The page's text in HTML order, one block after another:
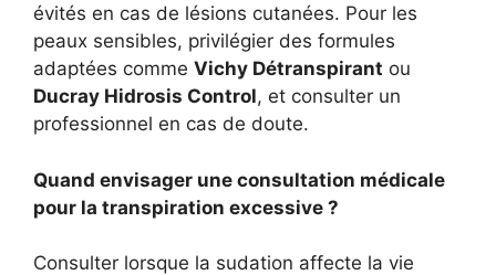
évités en cas de lésions cutanées. Pour les
peaux sensibles, privilégier des formules
adaptées comme Vichy Détranspirant ou
Ducray Hidrosis Control, et consulter un
professionnel en cas de doute.
Quand envisager une consultation médicale
pour la transpiration excessive ?
Consulter lorsque la sudation affecte la vie